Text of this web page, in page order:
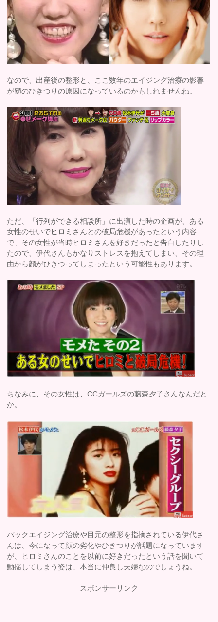
なので、出産後の整形と、ここ数年のエイジング治療の影響
が顔のひきつりの原因になっているのかもしれませんね。
ただ、「行列ができる相談所」に出演した時の企画が、ある
女性のせいでヒロミさんとの破局危機があったという内容
で、その女性が当時ヒロミさんを好きだったと告白したりし
たので、伊代さんもかなりストレスを抱えてしまい、その理
由から顔がひきつってしまったという可能性もあります。
ちなみに、その女性は、CCガールズの藤森夕子さんなんだと
か。
バックエイジング治療や目元の整形を指摘されている伊代さ
んは、今になって顔の劣化やひきつりが話題になっています
が、ヒロミさんのことを以前に好きだったという話を聞いて
動揺してしまう姿は、本当に仲良し夫婦なのでしょうね。
スポンサーリンク